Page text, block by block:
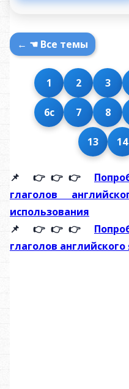
← ☚ Все темы
1 2 3
6c 7 8
13 14
📌 👉👉👉
глаголов
использования
📌 👉👉👉
глаголов